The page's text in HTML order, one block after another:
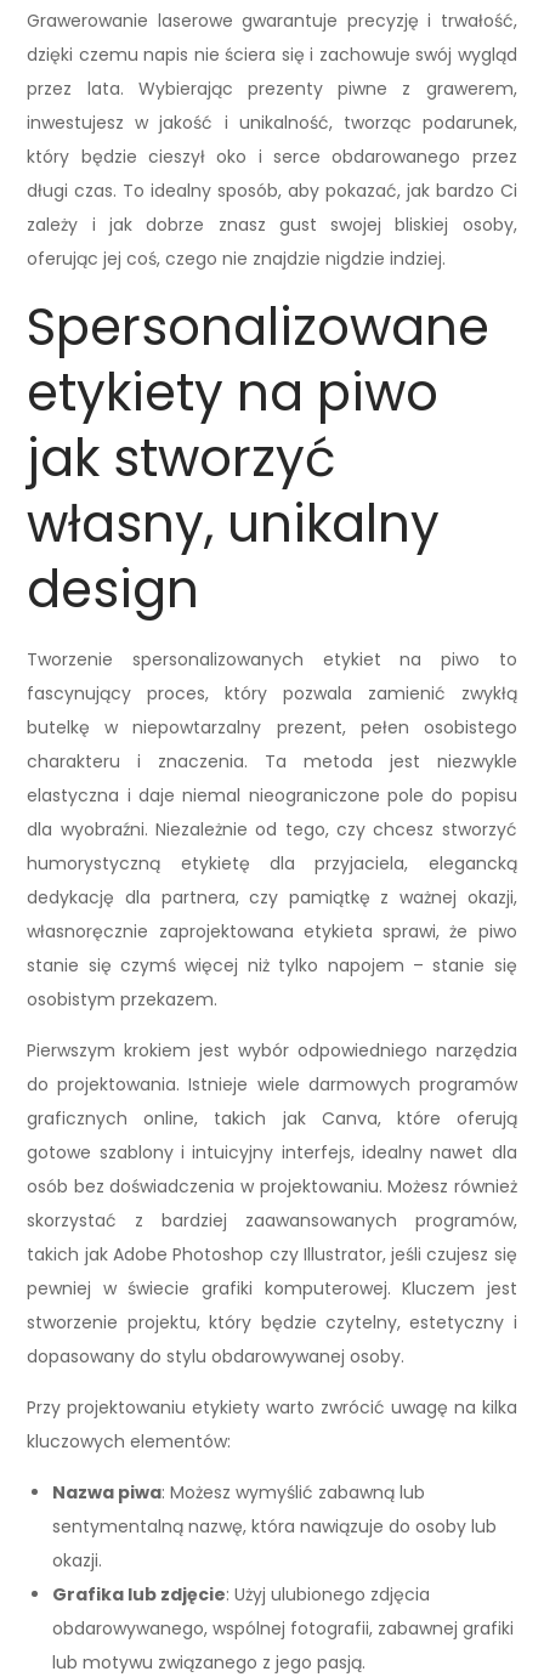
Grawerowanie laserowe gwarantuje precyzję i trwałość,
dzięki czemu napis nie ściera się i zachowuje swój wygląd
przez lata. Wybierając prezenty piwne z grawerem,
inwestujesz w jakość i unikalność, tworząc podarunek,
który będzie cieszył oko i serce obdarowanego przez
długi czas. To idealny sposób, aby pokazać, jak bardzo Ci
zależy i jak dobrze znasz gust swojej bliskiej osoby,
oferując jej coś, czego nie znajdzie nigdzie indziej.
Spersonalizowane
etykiety na piwo
jak stworzyć
własny, unikalny
design
Tworzenie spersonalizowanych etykiet na piwo to
fascynujący proces, który pozwala zamienić zwykłą
butelkę w niepowtarzalny prezent, pełen osobistego
charakteru i znaczenia. Ta metoda jest niezwykle
elastyczna i daje niemal nieograniczone pole do popisu
dla wyobraźni. Niezależnie od tego, czy chcesz stworzyć
humorystyczną etykietę dla przyjaciela, elegancką
dedykację dla partnera, czy pamiątkę z ważnej okazji,
własnoręcznie zaprojektowana etykieta sprawi, że piwo
stanie się czymś więcej niż tylko napojem – stanie się
osobistym przekazem.
Pierwszym krokiem jest wybór odpowiedniego narzędzia
do projektowania. Istnieje wiele darmowych programów
graficznych online, takich jak Canva, które oferują
gotowe szablony i intuicyjny interfejs, idealny nawet dla
osób bez doświadczenia w projektowaniu. Możesz również
skorzystać z bardziej zaawansowanych programów,
takich jak Adobe Photoshop czy Illustrator, jeśli czujesz się
pewniej w świecie grafiki komputerowej. Kluczem jest
stworzenie projektu, który będzie czytelny, estetyczny i
dopasowany do stylu obdarowywanej osoby.
Przy projektowaniu etykiety warto zwrócić uwagę na kilka
kluczowych elementów:
Nazwa piwa: Możesz wymyślić zabawną lub
sentymentalną nazwę, która nawiązuje do osoby lub
okazji.
Grafika lub zdjęcie: Użyj ulubionego zdjęcia
obdarowywanego, wspólnej fotografii, zabawnej grafiki
lub motywu związanego z jego pasją.